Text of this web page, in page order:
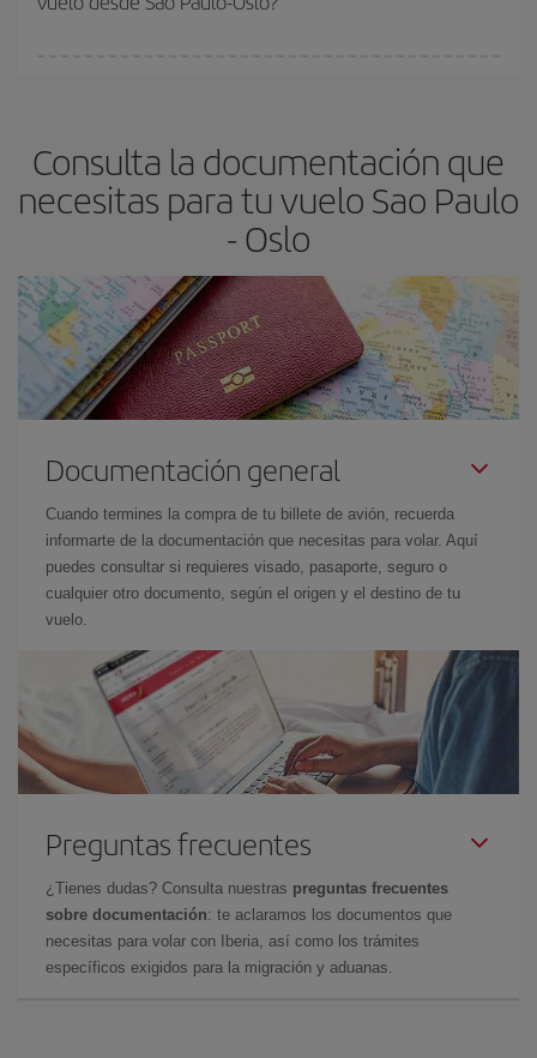
Consulta la documentación que
necesitas para tu vuelo Sao Paulo
- Oslo
Documentación general
Cuando termines la compra de tu billete de avión, recuerda
informarte de la documentación que necesitas para volar. Aquí
puedes consultar si requieres visado, pasaporte, seguro o
cualquier otro documento, según el origen y el destino de tu
vuelo.
Preguntas frecuentes
¿Tienes dudas? Consulta nuestras preguntas frecuentes
sobre documentación: te aclaramos los documentos que
necesitas para volar con Iberia, así como los trámites
específicos exigidos para la migración y aduanas.